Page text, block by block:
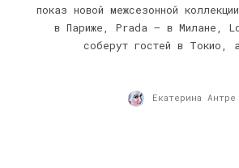
показ новой межсезонной
в Париже, Prada – в Милане,
соберут гостей в
Екатерина Антре